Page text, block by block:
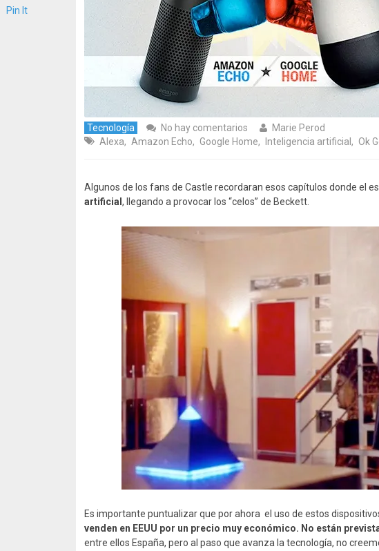
Tecnología No hay comentarios
Marie Perod
Alexa, Amazon Echo, Google Home, Inteligencia artificial , Ok
Algunos de los fans de Castle recordaran esos capítulos donde el
artificial , llegando a provocar los “celos” de Beckett.
Es importante puntualizar que por ahora el uso de estos
venden en EEUU por un precio muy económico. No están
entre ellos España, pero al paso que avanza la tecnología, no
Pin It